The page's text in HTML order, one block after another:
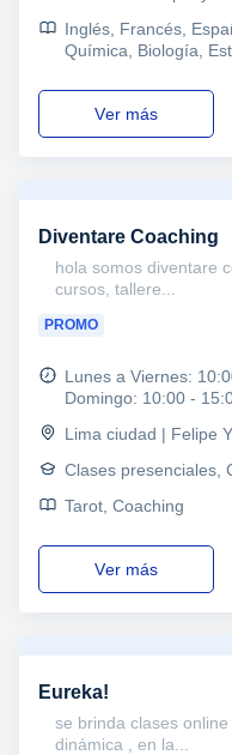
Inglés, Francés,
Química, Biología,
Geología, Álgebra,
Ambientales,
Lectura,
Técnicas de estudio,
Trastorno por déficit
Contabilidad,
ver más
Diventare Coaching
hola somos diventare
cursos, tallere...
PROMO
Lunes a Viernes:
Domingo: 10:00 -
Lima ciudad | Felipe
Clases presenciales,
Tarot, Coaching
ver más
Eureka!
se brinda clases
dinámica , en la...